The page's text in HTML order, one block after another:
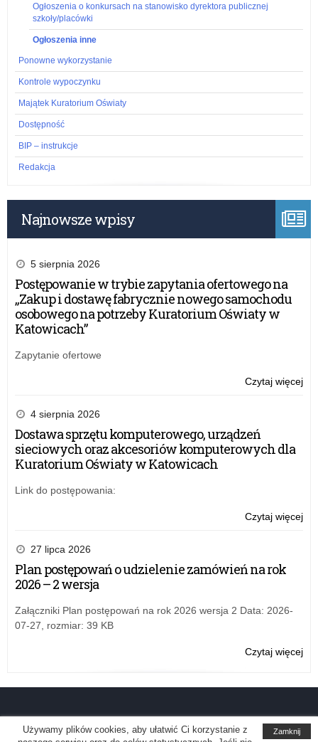
Ogłoszenia o konkursach na stanowisko dyrektora publicznej
szkoły/placówki
Ogłoszenia inne
Ponowne wykorzystanie
Kontrole wypoczynku
Majątek Kuratorium Oświaty
Dostępność
BIP – instrukcje
Redakcja
Najnowsze wpisy
5 sierpnia 2026
Postępowanie w trybie zapytania ofertowego na
„Zakup i dostawę fabrycznie nowego samochodu
osobowego na potrzeby Kuratorium Oświaty w
Katowicach”
Zapytanie ofertowe
Czytaj więcej
4 sierpnia 2026
Dostawa sprzętu komputerowego, urządzeń
sieciowych oraz akcesoriów komputerowych dla
Kuratorium Oświaty w Katowicach
Link do postępowania:
Czytaj więcej
27 lipca 2026
Plan postępowań o udzielenie zamówień na rok
2026 – 2 wersja
Załączniki Plan postępowań na rok 2026 wersja 2 Data: 2026-
07-27, rozmiar: 39 KB
Czytaj więcej
i
Zamknij
Używamy plików cookies, aby ułatwić Ci korzystanie z